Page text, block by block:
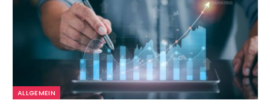
ALLGEMEIN